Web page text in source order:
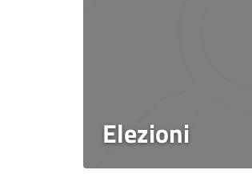
Elezioni